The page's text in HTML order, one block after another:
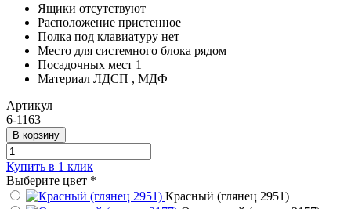
Ящики отсутствуют
Расположение пристенное
Полка под клавиатуру нет
Место для системного блока рядом
Посадочных мест 1
Материал ЛДСП , МДФ
Артикул
6-1163
В корзину
Купить в 1 клик
Выберите цвет *
Красный (глянец 2951)